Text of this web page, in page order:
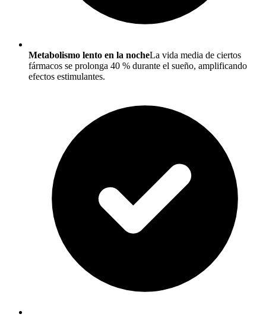
Metabolismo lento en la nocheLa vida media de ciertos
fármacos se prolonga 40 % durante el sueño, amplificando
efectos estimulantes.